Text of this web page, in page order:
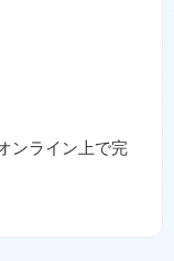
ンライン上で完